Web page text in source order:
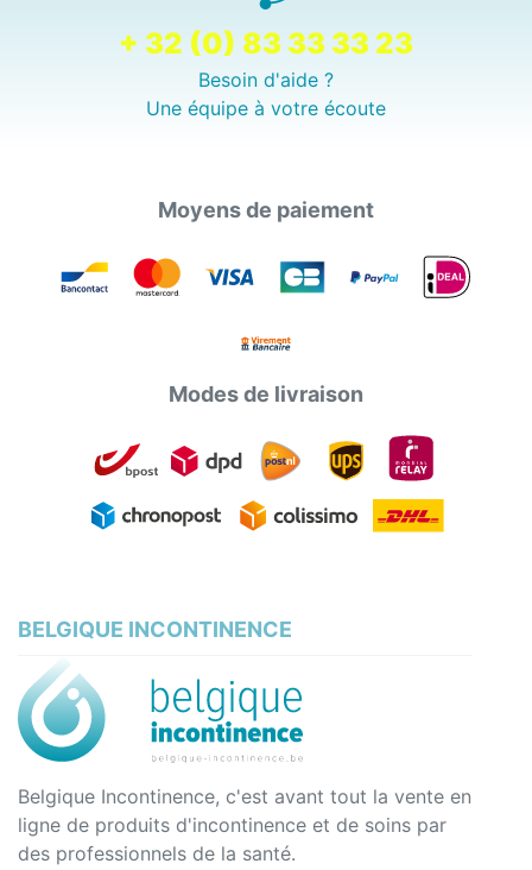
+ 32 (0) 83 33 33 23
Besoin d'aide ?
Une équipe à votre écoute
Moyens de paiement
Modes de livraison
BELGIQUE INCONTINENCE
Belgique Incontinence, c'est avant tout la vente en
ligne de produits d'incontinence et de soins par
des professionnels de la santé.